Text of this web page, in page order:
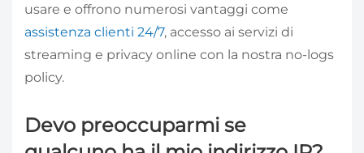
usare e offrono numerosi vantaggi come
assistenza clienti 24/7, accesso ai servizi di
streaming e privacy online con la nostra no-logs
policy.
Devo preoccuparmi se